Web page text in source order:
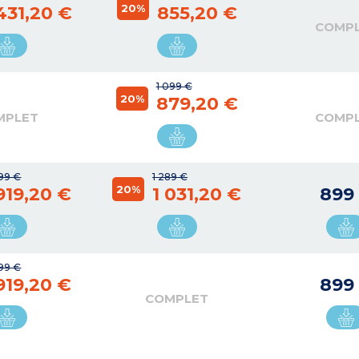
€ 20% 855,20 €
1 099 €
20% 879,20 €
€
€
1 289 €
20% 1 031,20 €
€
€
COMPLET